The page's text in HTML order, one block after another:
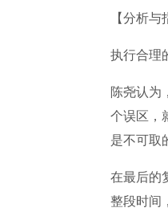
【分析与
执行合理
陈尧认为
个误区，
是不可取
在最后的
整段时间